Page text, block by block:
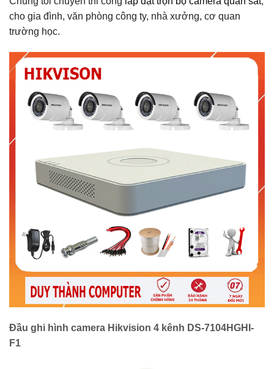
cho gia đình, văn phòng công ty, nhà xưởng, cơ quan
trường học.
Đầu ghi hình camera Hikvision 4 kênh DS-7104HGHI-
F1